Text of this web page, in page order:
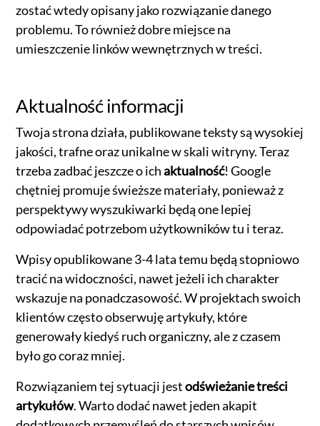
zostać wtedy opisany jako rozwiązanie danego
problemu. To również dobre miejsce na
umieszczenie linków wewnętrznych w treści.
Aktualność informacji
Twoja strona działa, publikowane teksty są wysokiej
jakości, trafne oraz unikalne w skali witryny. Teraz
trzeba zadbać jeszcze o ichaktualność! Google
chętniej promuje świeższe materiały, ponieważ z
perspektywy wyszukiwarki będą one lepiej
odpowiadać potrzebom użytkowników tu i teraz.
Wpisy opublikowane 3-4 lata temu będą stopniowo
tracić na widoczności, nawet jeżeli ich charakter
wskazuje na ponadczasowość. W projektach swoich
klientów często obserwuję artykuły, które
generowały kiedyś ruch organiczny, ale z czasem
było go coraz mniej.
Rozwiązaniem tej sytuacji jestodświeżanie treści
artykułów. Warto dodać nawet jeden akapit